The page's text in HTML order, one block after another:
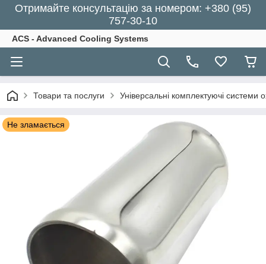
Отримайте консультацію за номером: +380 (95)
757-30-10
ACS - Advanced Cooling Systems
Товари та послуги Універсальні комплектуючі системи
Не зламається